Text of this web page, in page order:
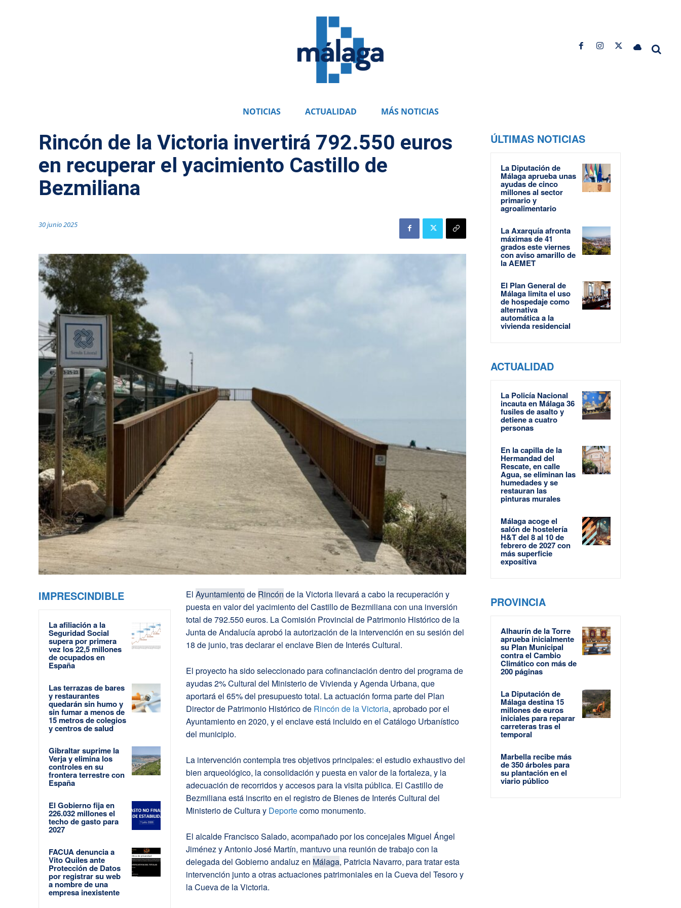
NOTICIAS ACTUALIDAD MÁS NOTICIAS
Rincón de la Victoria invertirá 792.550 euros
en recuperar el yacimiento Castillo de
Bezmiliana
30 junio 2025
IMPRESCINDIBLE
La afiliación a la
Seguridad Social
supera por primera
vez los 22,5 millones
de ocupados en
España
Las terrazas de bares
y restaurantes
quedarán sin humo y
sin fumar a menos de
15 metros de colegios
y centros de salud
Gibraltar suprime la
Verja y elimina los
controles en su
frontera terrestre con
España
El Gobierno fija en
226.032 millones el
techo de gasto para
2027
FACUA denuncia a
Vito Quiles ante
Protección de Datos
por registrar su web
a nombre de una
empresa inexistente
ElAyuntamientode Rincón de la Victoria llevará a cabo la recuperación y
puesta en valor del yacimiento del Castillo de Bezmiliana con una inversión
total de 792.550 euros. La Comisión Provincial de Patrimonio Histórico de la
Junta de Andalucía aprobó la autorización de la intervención en su sesión del
18 de junio, tras declarar el enclave Bien de Interés Cultural.
El proyecto ha sido seleccionado para cofinanciación dentro del programa de
ayudas 2% Cultural del Ministerio de Vivienda y Agenda Urbana, que
aportará el 65% del presupuesto total. La actuación forma parte del Plan
Director de Patrimonio Histórico de Rincón de la Victoria, aprobado por el
Ayuntamiento en 2020, y el enclave está incluido en el Catálogo Urbanístico
del municipio.
La intervención contempla tres objetivos principales: el estudio exhaustivo del
bien arqueológico, la consolidación y puesta en valor de la fortaleza, y la
adecuación de recorridos y accesos para la visita pública. El Castillo de
Bezmiliana está inscrito en el registro de Bienes de Interés Cultural del
Ministerio de Cultura y Deportecomo monumento.
El alcalde Francisco Salado, acompañado por los concejales Miguel Ángel
Jiménez y Antonio José Martín, mantuvo una reunión de trabajo con la
delegada del Gobierno andaluz en Málaga, Patricia Navarro, para tratar esta
intervención junto a otras actuaciones patrimoniales en la Cueva del Tesoro y
la Cueva de la Victoria.
ÚLTIMAS NOTICIAS
La Diputación de
Málaga aprueba unas
ayudas de cinco
millones al sector
primario y
agroalimentario
La Axarquía afronta
máximas de 41
grados este viernes
con aviso amarillo de
la AEMET
El Plan General de
Málaga limita el uso
de hospedaje como
alternativa
automática a la
vivienda residencial
ACTUALIDAD
La Policía Nacional
incauta en Málaga 36
fusiles de asalto y
detiene a cuatro
personas
En la capilla de la
Hermandad del
Rescate, en calle
Agua, se eliminan las
humedades y se
restauran las
pinturas murales
Málaga acoge el
salón de hostelería
H&T del 8 al 10 de
febrero de 2027 con
más superficie
expositiva
PROVINCIA
Alhaurín de la Torre
aprueba inicialmente
su Plan Municipal
contra el Cambio
Climático con más de
200 páginas
La Diputación de
Málaga destina 15
millones de euros
iniciales para reparar
carreteras tras el
temporal
Marbella recibe más
de 350 árboles para
su plantación en el
viario público